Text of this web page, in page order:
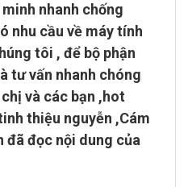
nhanh chống
nhu cầu về máy tính
tôi , để bộ phận
tư vấn nhanh chóng
và các bạn ,hot
thiệu nguyễn ,Cám
đã đọc nội dung của